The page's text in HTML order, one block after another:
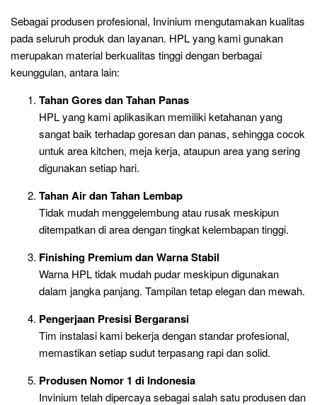
Sebagai produsen profesional, Invinium mengutamakan kualitas
pada seluruh produk dan layanan. HPL yang kami gunakan
merupakan material berkualitas tinggi dengan berbagai
keunggulan, antara lain:
Tahan Gores dan Tahan Panas
HPL yang kami aplikasikan memiliki ketahanan yang
sangat baik terhadap goresan dan panas, sehingga cocok
untuk area kitchen, meja kerja, ataupun area yang sering
digunakan setiap hari.
Tahan Air dan Tahan Lembap
Tidak mudah menggelembung atau rusak meskipun
ditempatkan di area dengan tingkat kelembapan tinggi.
Finishing Premium dan Warna Stabil
Warna HPL tidak mudah pudar meskipun digunakan
dalam jangka panjang. Tampilan tetap elegan dan mewah.
Pengerjaan Presisi Bergaransi
Tim instalasi kami bekerja dengan standar profesional,
memastikan setiap sudut terpasang rapi dan solid.
Produsen Nomor 1 di Indonesia
Invinium telah dipercaya sebagai salah satu produsen dan